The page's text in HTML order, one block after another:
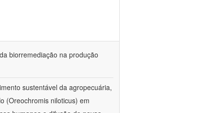
biorremediação na produção
sustentável da agropecuária,
(Oreochromis niloticus) em